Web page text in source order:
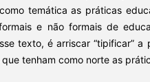
temática as práticas
e não formais de
texto, é arriscar “tipificar” a
tenham como norte as